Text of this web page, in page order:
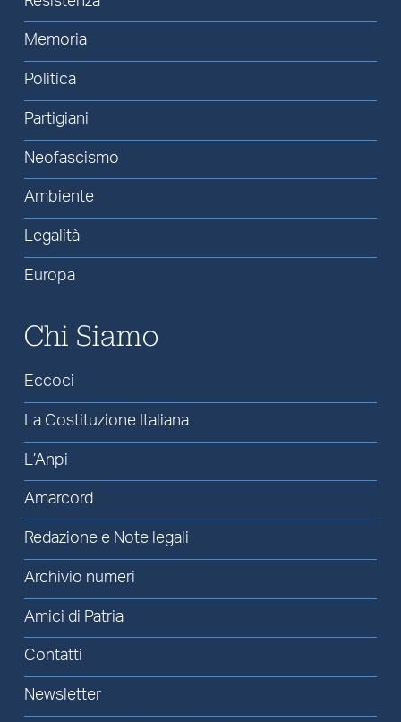
Memoria
Politica
Partigiani
Neofascismo
Ambiente
Legalità
Europa
Chi Siamo
Eccoci
La Costituzione Italiana
L’Anpi
Amarcord
Redazione e Note legali
Archivio numeri
Amici di Patria
Contatti
Newsletter